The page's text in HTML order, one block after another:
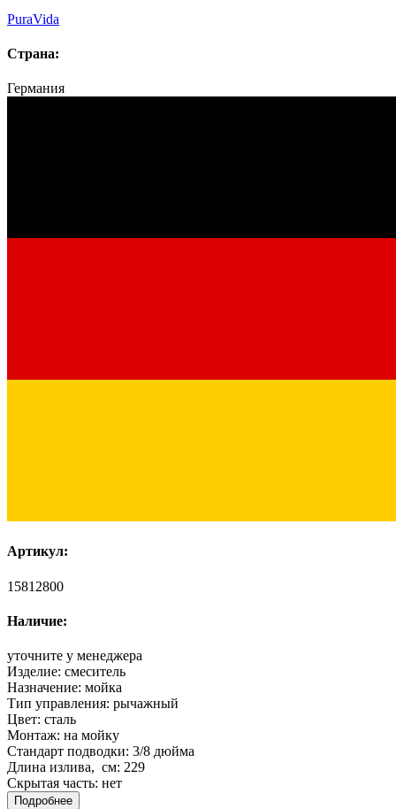
PuraVida
Страна:
Германия
Артикул:
15812800
Наличие:
уточните у менеджера
Изделие: смеситель
Назначение: мойка
Тип управления: рычажный
Цвет: сталь
Монтаж: на мойку
Стандарт подводки: 3/8 дюйма
Длина излива, см: 229
Скрытая часть: нет
Подробнее